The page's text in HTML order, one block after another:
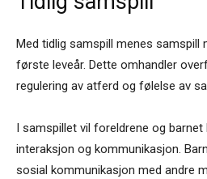
Med tidlig samspill menes samspill
første leveår. Dette omhandler
regulering av atferd og følelse av
I samspillet vil foreldrene og
interaksjon og kommunikasjon.
sosial kommunikasjon med andre